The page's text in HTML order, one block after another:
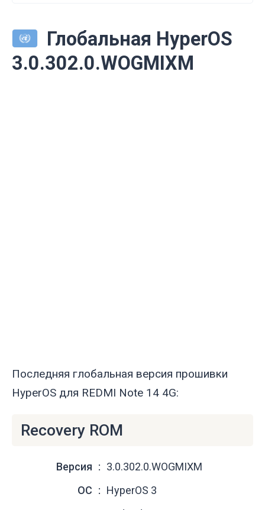
Глобальная HyperOS
3.0.302.0.WOGMIXM
Последняя глобальная версия прошивки
HyperOS для REDMI Note 14 4G:
Recovery ROM
Версия
3.0.302.0.WOGMIXM
ОС
HyperOS 3